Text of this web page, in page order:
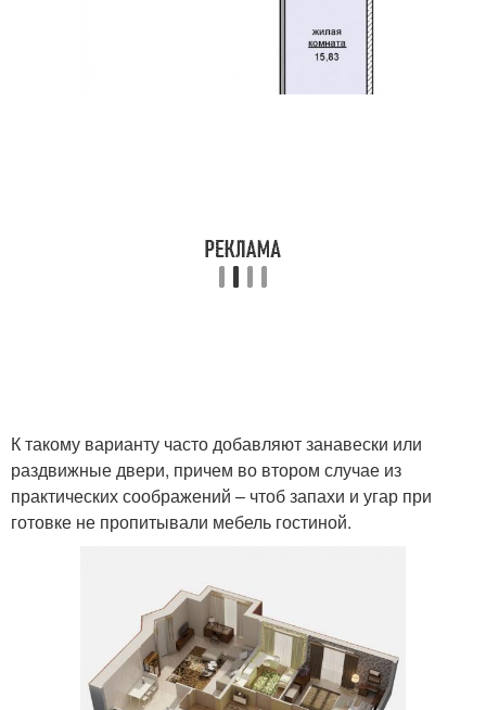
К такому варианту часто добавляют занавески или
раздвижные двери, причем во втором случае из
практических соображений – чтоб запахи и угар при
готовке не пропитывали мебель гостиной.